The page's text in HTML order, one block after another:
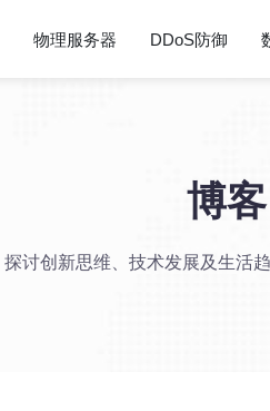
物理服务器 DDoS防御
博客
探讨创新思维、技术发展及生活